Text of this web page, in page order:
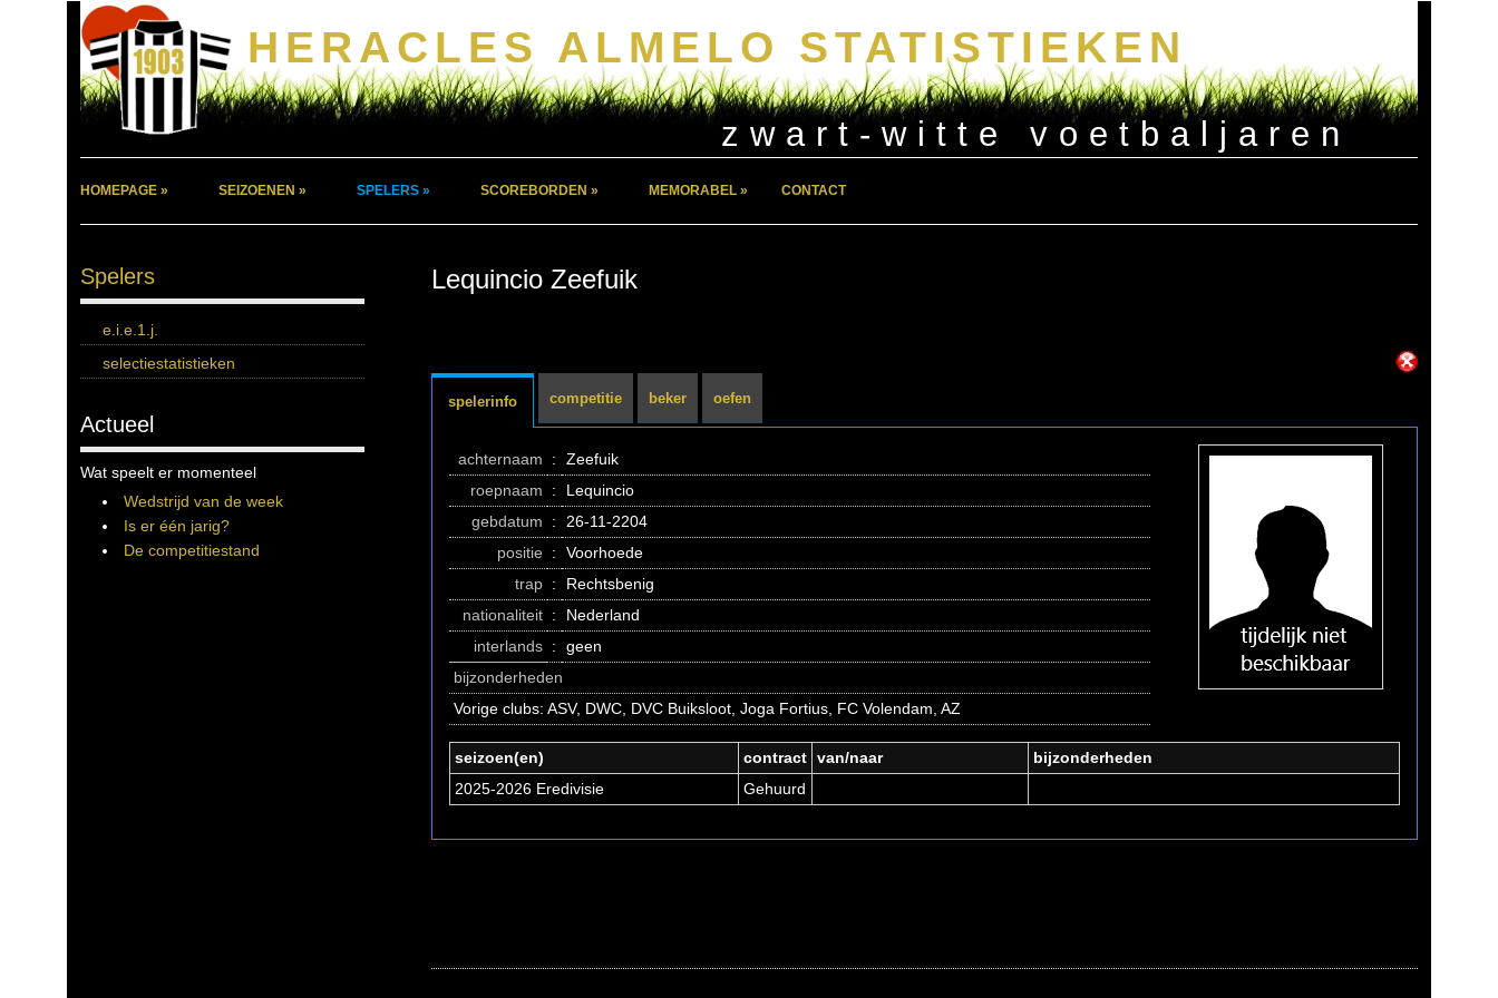
HERACLES ALMELO STATISTIEKEN
zwart-witte voetbaljaren
HOMEPAGE » SEIZOENEN » SPELERS » SCOREBORDEN » MEMORABEL » CONTACT
Spelers
e.i.e.1.j.
selectiestatistieken
Actueel
Wat speelt er momenteel
Wedstrijd van de week
Is er één jarig?
De competitiestand
Lequincio Zeefuik
spelerinfo competitie beker oefen
achternaam :
Zeefuik
roepnaam
:
Lequincio
gebdatum
:
26-11-2204
positie :
Voorhoede
trap :
Rechtsbenig
nationaliteit :
Nederland
interlands :
geen
bijzonderheden
Vorige clubs: ASV, DWC, DVC Buiksloot, Joga Fortius, FC Volendam, AZ
seizoen(en) contract van/naar
bijzonderheden
2025-2026 Eredivisie
Gehuurd